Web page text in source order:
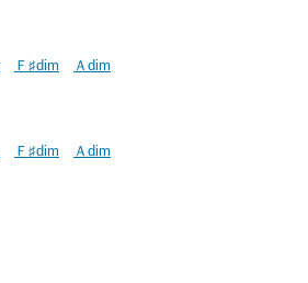
Ｆ♯dim Ａdim
Ｆ♯dim Ａdim